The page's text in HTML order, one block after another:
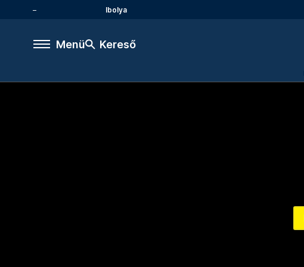
Ibolya
Menü Kereső